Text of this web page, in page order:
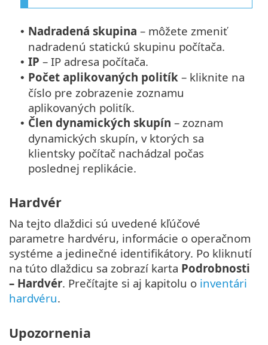
• Nadradená skupina – môžete zmeniť
nadradenú statickú skupinu počítača.
• IP – IP adresa počítača.
• Počet aplikovaných politík – kliknite na
číslo pre zobrazenie zoznamu
aplikovaných politík.
• Člen dynamických skupín – zoznam
dynamických skupín, v ktorých sa
klientsky počítač nachádzal počas
poslednej replikácie.
Hardvér
Na tejto dlaždici sú uvedené kľúčové
parametre hardvéru, informácie o operačnom
systéme a jedinečné identifikátory. Po kliknutí
na túto dlaždicu sa zobrazí karta Podrobnosti
– Hardvér. Prečítajte si aj kapitolu o inventári
hardvéru.
Upozornenia